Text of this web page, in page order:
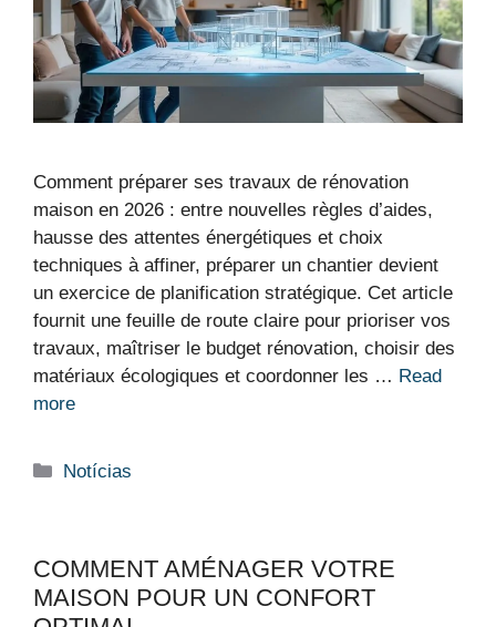
Comment préparer ses travaux de rénovation
maison en 2026 : entre nouvelles règles d’aides,
hausse des attentes énergétiques et choix
techniques à affiner, préparer un chantier devient
un exercice de planification stratégique. Cet article
fournit une feuille de route claire pour prioriser vos
travaux, maîtriser le budget rénovation, choisir des
matériaux écologiques et coordonner les … Read
more
Categorias
Notícias
COMMENT AMÉNAGER VOTRE
MAISON POUR UN CONFORT